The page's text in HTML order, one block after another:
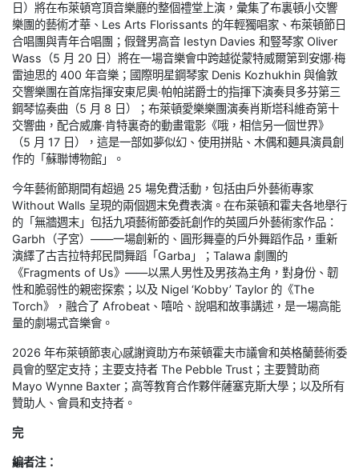
日）將在布萊頓穹頂音樂廳的整個禮堂上演，彙集了布裏頓小交響
樂團的藝術才華、Les Arts Florissants 的年輕獨唱家、布萊頓節日
合唱團與青年合唱團；假聲男高音 Iestyn Davies 和豎琴家 Oliver
Wass（5 月 20 日）將在一場音樂會中跨越從蒙特威爾第到安娜·梅
雷迪思的 400 年音樂；國際明星鋼琴家 Denis Kozhukhin 與倫敦
交響樂團在首席指揮安東尼奧·帕帕諾爵士的指揮下演奏貝多芬第三
鋼琴協奏曲（5 月 8 日）；布萊頓愛樂樂團演奏肖斯塔科維奇第十
交響曲，配合威廉·肯特裏奇的動畫電影《哦，相信另一個世界》
（5 月 17 日），這是一部如夢似幻、使用拼貼、木偶和麵具演員創
作的「蘇聯博物館」。
今年藝術節期間有超過 25 場免費活動，包括由戶外藝術專家
Without Walls 呈現的兩個週末免費表演。在布萊頓和霍夫各地舉行
的「無牆週末」包括九項藝術節委託創作的英國戶外藝術家作品：
Garbh（子宮）——一場創新的、圓形舞臺的戶外舞蹈作品，重新
演繹了古吉拉特邦民間舞蹈「Garba」；Talawa 劇團的
《Fragments of Us》——以黑人男性及男孩為主角，對身份、韌
性和脆弱性的親密探索；以及 Nigel ‘Kobby’ Taylor 的《The
Torch》，融合了 Afrobeat、嘻哈、說唱和故事講述，是一場高能
量的劇場式音樂會。
2026 年布萊頓節衷心感謝資助方布萊頓霍夫市議會和英格蘭藝術委
員會的堅定支持；主要支持者 The Pebble Trust；主要贊助商
Mayo Wynne Baxter；高等教育合作夥伴薩塞克斯大學；以及所有
贊助人、會員和支持者。
完
編者注：